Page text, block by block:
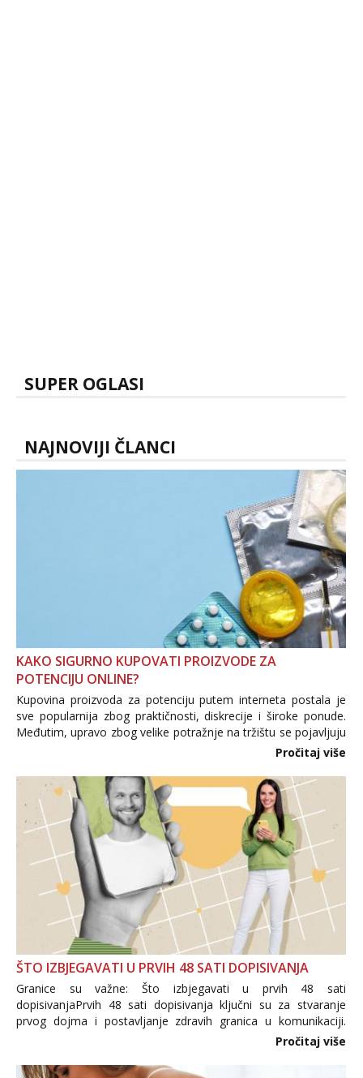
SUPER OGLASI
NAJNOVIJI ČLANCI
KAKO SIGURNO KUPOVATI PROIZVODE ZA
POTENCIJU ONLINE?
Kupovina proizvoda za potenciju putem interneta postala je
sve popularnija zbog praktičnosti, diskrecije i široke ponude.
Međutim, upravo zbog velike potražnje na tržištu se pojavljuju
i brojni krivotvoreni proizvodi, nepouzdane internetske
Pročitaj više
ŠTO IZBJEGAVATI U PRVIH 48 SATI DOPISIVANJA
Granice su važne: Što izbjegavati u prvih 48 sati
dopisivanjaPrvih 48 sati dopisivanja ključni su za stvaranje
prvog dojma i postavljanje zdravih granica u komunikaciji.
Važno je izbjeći prebrzo otkrivanje osobnih ili intimnih
informacija, jer nepoznata osoba još nije zaslužila to
povjerenje. Takođe...
Pročitaj više